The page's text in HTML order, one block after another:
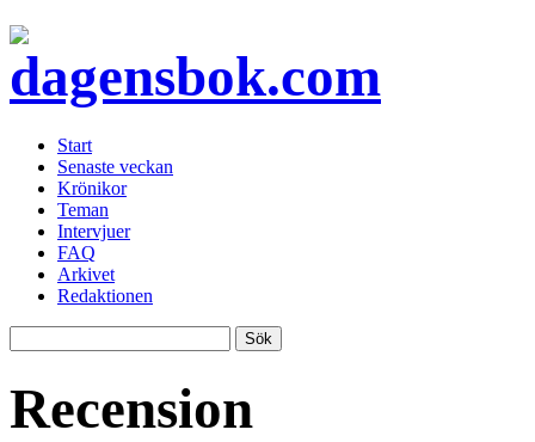
Start
Senaste veckan
Krönikor
Teman
Intervjuer
FAQ
Arkivet
Redaktionen
Recension